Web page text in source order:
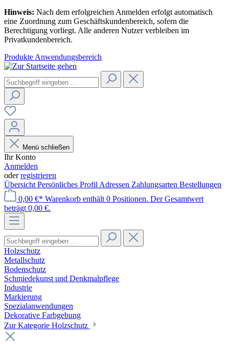
Hinweis: Nach dem erfolgreichen Anmelden erfolgt automatisch
eine Zuordnung zum Geschäftskundenbereich, sofern die
Berechtigung vorliegt. Alle anderen Nutzer verbleiben im
Privatkundenbereich.
Produkte Anwendungsbereich
Menü schließen
Ihr Konto
Anmelden
oderregistrieren
Übersicht Persönliches Profil Adressen Zahlungsarten Bestellungen
0,00 €* Warenkorb enthält 0 Positionen. Der Gesamtwert
beträgt 0,00 €.
Holzschutz
Metallschutz
Bodenschutz
Schmiedekunst und Denkmalpflege
Industrie
Markierung
Spezialanwendungen
Dekorative Farbgebung
Zur Kategorie Holzschutz